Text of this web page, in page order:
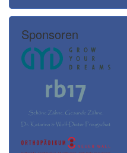
Sponsoren